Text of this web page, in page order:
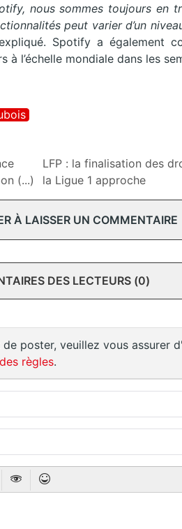
nous sommes toujours en
peut varier d’un niveau
Spotify a également
l’échelle mondiale dans les
(...)
LFP : la finalisation des
la Ligue 1 approche
À LAISSER UN COMMENTAIRE
DES LECTEURS (0)
de poster, veuillez vous assurer
règles.